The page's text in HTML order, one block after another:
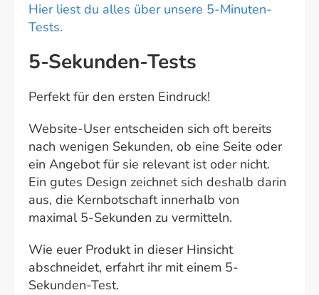
Hier liest du alles über unsere 5-Minuten-
Tests.
5-Sekunden-Tests
Perfekt für den ersten Eindruck!
Website-User entscheiden sich oft bereits
nach wenigen Sekunden, ob eine Seite oder
ein Angebot für sie relevant ist oder nicht.
Ein gutes Design zeichnet sich deshalb darin
aus, die Kernbotschaft innerhalb von
maximal 5-Sekunden zu vermitteln.
Wie euer Produkt in dieser Hinsicht
abschneidet, erfahrt ihr mit einem 5-
Sekunden-Test.